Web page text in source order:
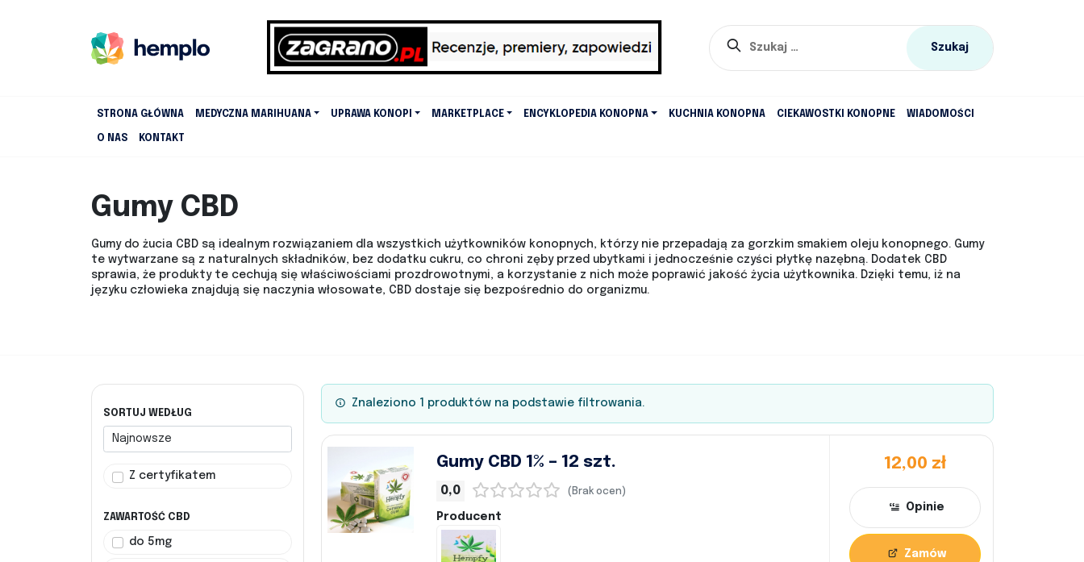
STRONA GŁÓWNA MEDYCZNA MARIHUANA UPRAWA KONOPI MARKETPLACE ENCYKLOPEDIA KONOPNA KUCHNIA KONOPNA CIEKAWOSTKI KONOPNE WIADOMOŚCI
O NAS KONTAKT
Gumy CBD
Gumy do żucia CBD są idealnym rozwiązaniem dla wszystkich użytkowników konopnych, którzy nie przepadają za gorzkim smakiem oleju konopnego. Gumy
te wytwarzane są z naturalnych składników, bez dodatku cukru, co chroni zęby przed ubytkami i jednocześnie czyści płytkę nazębną. Dodatek CBD
sprawia, że produkty te cechują się właściwościami prozdrowotnymi, a korzystanie z nich może poprawić jakość życia użytkownika. Dzięki temu, iż na
języku człowieka znajdują się naczynia włosowate, CBD dostaje się bezpośrednio do organizmu.
SORTUJ WEDŁUG
Z certyfikatem
ZAWARTOŚĆ CBD
do 5mg
Znaleziono 1 produktów na podstawie filtrowania.
Gumy CBD 1% – 12 szt.
0,0 (Brak ocen)
Producent
12,00 zł
Opinie
Zamów